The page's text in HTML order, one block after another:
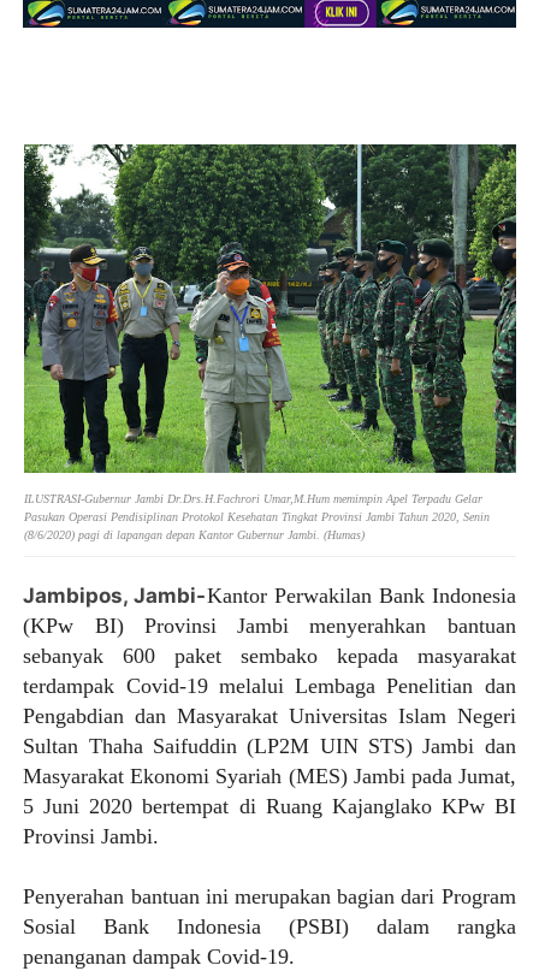
ILUSTRASI-Gubernur Jambi Dr.Drs.H.Fachrori Umar,M.Hum memimpin Apel Terpadu Gelar
Pasukan Operasi Pendisiplinan Protokol Kesehatan Tingkat Provinsi Jambi Tahun 2020, Senin
(8/6/2020) pagi di lapangan depan Kantor Gubernur Jambi. (Humas)
Jambipos, Jambi-Kantor Perwakilan Bank Indonesia
(KPw BI) Provinsi Jambi menyerahkan bantuan
sebanyak 600 paket sembako kepada masyarakat
terdampak Covid-19 melalui Lembaga Penelitian dan
Pengabdian dan Masyarakat Universitas Islam Negeri
Sultan Thaha Saifuddin (LP2M UIN STS) Jambi dan
Masyarakat Ekonomi Syariah (MES) Jambi pada Jumat,
5 Juni 2020 bertempat di Ruang Kajanglako KPw BI
Provinsi Jambi.
Penyerahan bantuan ini merupakan bagian dari Program
Sosial Bank Indonesia (PSBI) dalam rangka
penanganan dampak Covid-19.